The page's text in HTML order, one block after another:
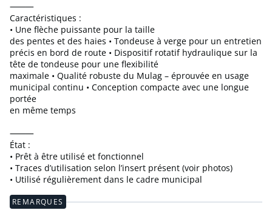
⸻
Caractéristiques :
• Une flèche puissante pour la taille
des pentes et des haies • Tondeuse à verge pour un entretien
précis en bord de route • Dispositif rotatif hydraulique sur la
tête de tondeuse pour une flexibilité
maximale • Qualité robuste du Mulag – éprouvée en usage
municipal continu • Conception compacte avec une longue
portée
en même temps
⸻
État :
• Prêt à être utilisé et fonctionnel
• Traces d’utilisation selon l’insert présent (voir photos)
• Utilisé régulièrement dans le cadre municipal
REMARQUES